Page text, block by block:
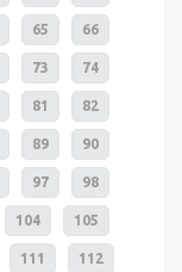
65 66
73 74
81 82
89 90
97 98
104 105
111 112